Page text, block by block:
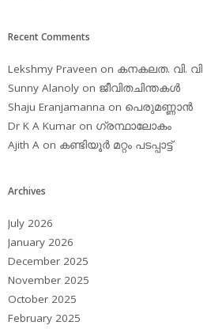
Recent Comments
Lekshmy Praveen on കനകലത. വി. വി
Sunny Alanoly on ജീവിതചിന്തകള്‍
Shaju Eranjamanna on പെരുമണ്ണാന്‍
Dr K A Kumar on ഗ്രന്ഥാലോകം
Ajith A on കണ്ടിയൂര്‍ മറ്റം പടപ്പാട്ട്‌
Archives
July 2026
January 2026
December 2025
November 2025
October 2025
February 2025